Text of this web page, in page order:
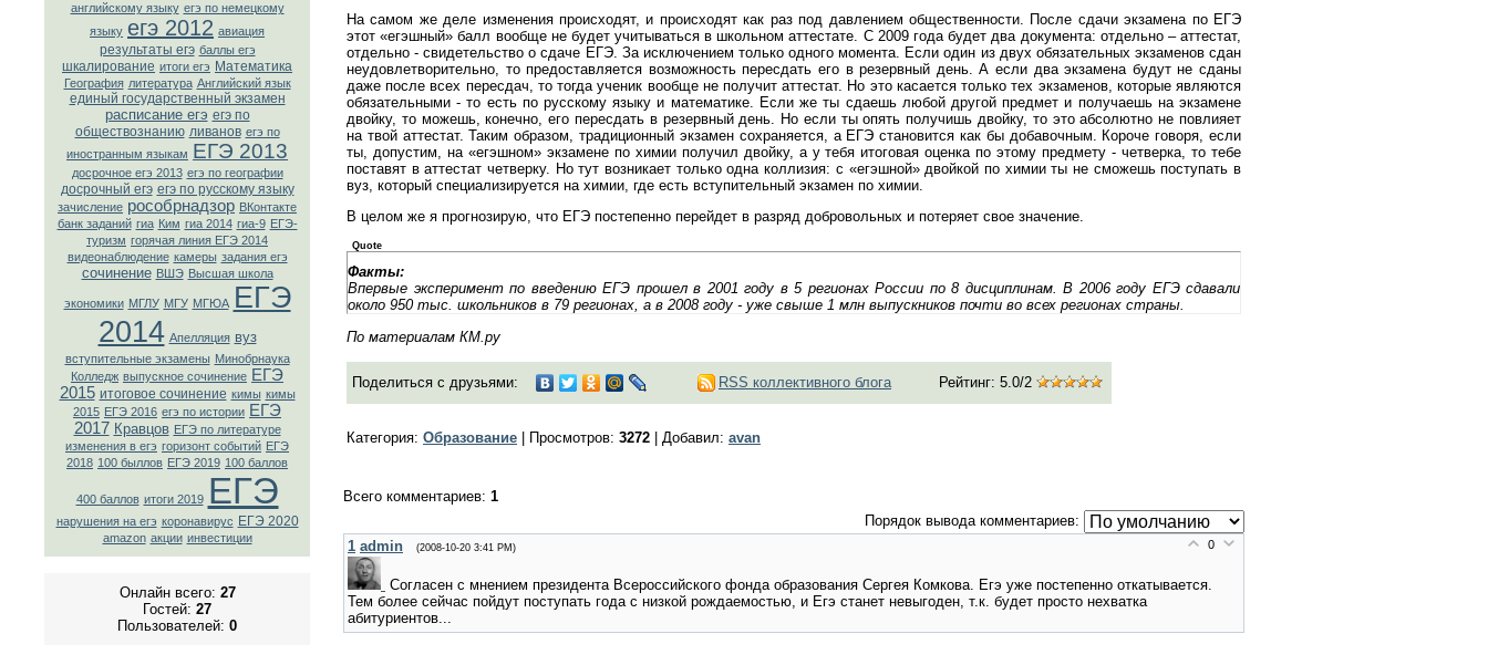
английскому языку егэ по немецкому
языку егэ 2012 авиация
результаты егэ баллы егэ
шкалирование итоги егэ Математика
География литература Английский язык
единый государственный экзамен
расписание егэ егэ по
обществознанию ливанов егэ по
иностранным языкам ЕГЭ 2013
досрочное егэ 2013 егэ по географии
досрочный егэ егэ по русскому языку
зачисление рособрнадзор ВКонтaкте
банк заданий гиа Ким гиа 2014 гиа-9 ЕГЭ-
туризм горячая линия ЕГЭ 2014
видеонаблюдение камеры задания егэ
сочинение ВШЭ Высшая школа
экономики МГЛУ МГУ МГЮА ЕГЭ
2014 Апелляция вуз
вступительные экзамены Минобрнаука
Колледж выпускное сочинение ЕГЭ
2015 итоговое сочинение кимы кимы
2015 ЕГЭ 2016 егэ по истории ЕГЭ
2017 Кравцов ЕГЭ по литературе
изменения в егэ горизонт событий ЕГЭ
2018 100 быллов ЕГЭ 2019 100 баллов
400 баллов итоги 2019 ЕГЭ
нарушения на егэ коронавирус ЕГЭ 2020
amazon акции инвестиции
Онлайн всего: 27
Гостей: 27
Пользователей: 0
На самом же деле изменения происходят, и происходят как раз под давлением общественности. После сдачи экзамена по ЕГЭ
этот «егэшный» балл вообще не будет учитываться в школьном аттестате. C 2009 года будет два документа: отдельно – аттестат,
отдельно - свидетельство о сдаче ЕГЭ. За исключением только одного момента. Если один из двух обязательных экзаменов сдан
неудовлетворительно, то предоставляется возможность пересдать его в резервный день. А если два экзамена будут не сданы
даже после всех пересдач, то тогда ученик вообще не получит аттестат. Но это касается только тех экзаменов, которые являются
обязательными - то есть по русскому языку и математике. Если же ты сдаешь любой другой предмет и получаешь на экзамене
двойку, то можешь, конечно, его пересдать в резервный день. Но если ты опять получишь двойку, то это абсолютно не повлияет
на твой аттестат. Таким образом, традиционный экзамен сохраняется, а ЕГЭ становится как бы добавочным. Короче говоря, если
ты, допустим, на «егэшном» экзамене по химии получил двойку, а у тебя итоговая оценка по этому предмету - четверка, то тебе
поставят в аттестат четверку. Но тут возникает только одна коллизия: с «егэшной» двойкой по химии ты не сможешь поступать в
вуз, который специализируется на химии, где есть вступительный экзамен по химии.
В целом же я прогнозирую, что ЕГЭ постепенно перейдет в разряд добровольных и потеряет свое значение.
Quote
Факты:
Впервые эксперимент по введению ЕГЭ прошел в 2001 году в 5 регионах России по 8 дисциплинам. В 2006 году ЕГЭ сдавали
около 950 тыс. школьников в 79 регионах, а в 2008 году - уже свыше 1 млн выпускников почти во всех регионах страны.
По материалам КМ.ру
Поделиться с друзьями: RSS коллективного блога Рейтинг: 5.0/2
Категория: Образование Просмотров: 3272 Добавил: avan
Всего комментариев: 1
Порядок вывода комментариев:
1 admin (2008-10-20 3:41 PM) 0
Согласен с мнением президента Всероссийского фонда образования Сергея Комкова. Егэ уже постепенно откатывается.
Тем более сейчас пойдут поступать года с низкой рождаемостью, и Егэ станет невыгоден, т.к. будет просто нехватка
абитуриентов...